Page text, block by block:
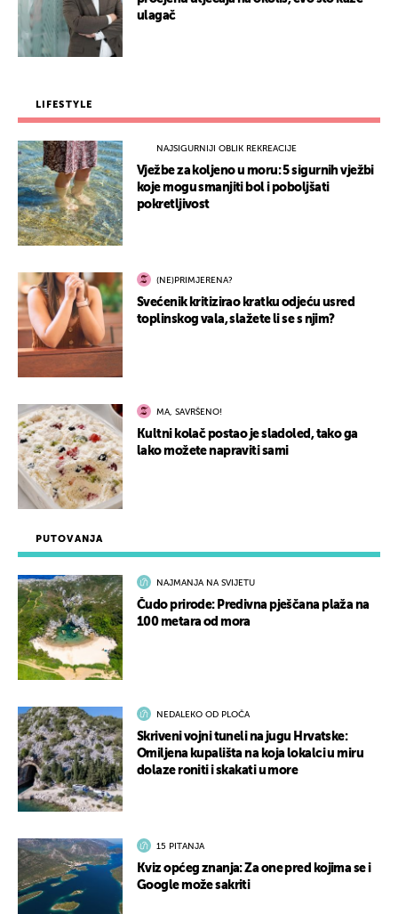
PUTOVANJA
NAJMANJA NA SVIJETU
Čudo prirode: Predivna pješčana plaža na
100 metara od mora
NEDALEKO OD PLOČA
Skriveni vojni tuneli na jugu Hrvatske:
Omiljena kupališta na koja lokalci u miru
dolaze roniti i skakati u more
15 PITANJA
Kviz općeg znanja: Za one pred kojima se i
Google može sakriti
ulagač
LIFESTYLE
NAJSIGURNIJI OBLIK REKREACIJE
Vježbe za koljeno u moru: 5 sigurnih vježbi
koje mogu smanjiti bol i poboljšati
pokretljivost
(NE)PRIMJERENA?
Svećenik kritizirao kratku odjeću usred
toplinskog vala, slažete li se s njim?
MA, SAVRŠENO!
Kultni kolač postao je sladoled, tako ga
lako možete napraviti sami